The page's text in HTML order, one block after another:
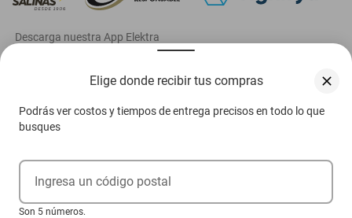
Elige donde recibir tus compras
Podrás ver costos y tiempos de entrega precisos en todo lo que
busques
Ingresa un código postal
Son 5 números.
‎ Descarga nuestra App Elektra
Aviso de privacidad
Condiciones Venta Digital
Condiciones Tienda Física